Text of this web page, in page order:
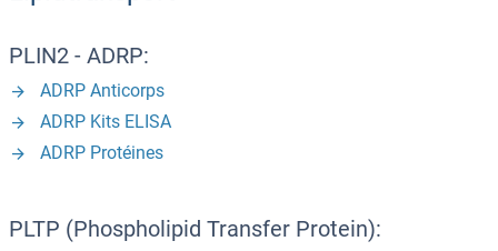
PLIN2 - ADRP:
ADRP Anticorps
ADRP Kits ELISA
ADRP Protéines
PLTP (Phospholipid Transfer Protein):